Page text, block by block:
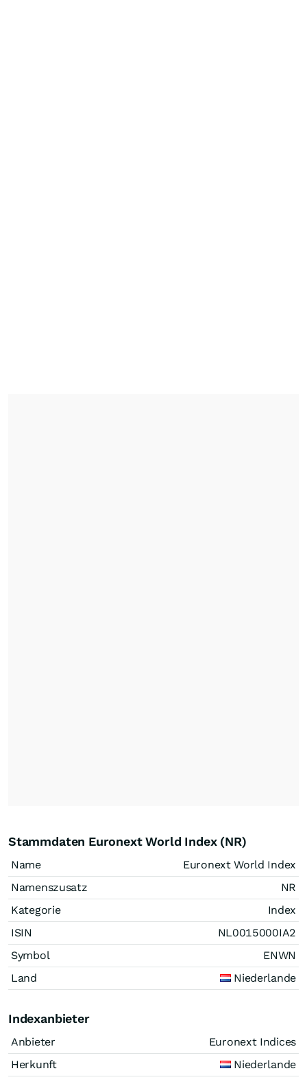
Stammdaten Euronext World Index (NR)
Name
Euronext World Index
Namenszusatz
NR
Kategorie
Index
ISIN
NL0015000IA2
Symbol
ENWN
Land
Niederlande
Indexanbieter
Anbieter
Euronext Indices
Herkunft
Niederlande